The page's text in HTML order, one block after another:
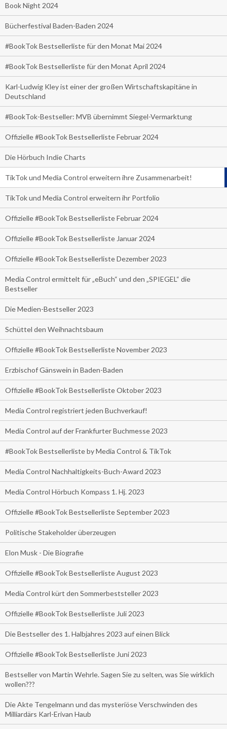
Book Night 2024
Bücherfestival Baden-Baden 2024
#BookTok Bestsellerliste für den Monat Mai 2024
#BookTok Bestsellerliste für den Monat April 2024
Karl-Ludwig Kley ist einer der großen Wirtschaftskapitäne in
Deutschland
#BookTok-Bestseller: MVB übernimmt Siegel-Vermarktung
Offizielle #BookTok Bestsellerliste Februar 2024
Die Hörbuch Indie Charts
TikTok und Media Control erweitern ihre Zusammenarbeit!
TikTok und Media Control erweitern ihr Portfolio
Offizielle #BookTok Bestsellerliste Februar 2024
Offizielle #BookTok Bestsellerliste Januar 2024
Offizielle #BookTok Bestsellerliste Dezember 2023
Media Control ermittelt für „eBuch“ und den „SPIEGEL“ die
Bestseller
Die Medien-Bestseller 2023
Schüttel den Weihnachtsbaum
Offizielle #BookTok Bestsellerliste November 2023
Erzbischof Gänswein in Baden-Baden
Offizielle #BookTok Bestsellerliste Oktober 2023
Media Control registriert jeden Buchverkauf!
Media Control auf der Frankfurter Buchmesse 2023
#BookTok Bestsellerliste by Media Control & TikTok
Media Control Nachhaltigkeits-Buch-Award 2023
Media Control Hörbuch Kompass 1. Hj. 2023
Offizielle #BookTok Bestsellerliste September 2023
Politische Stakeholder überzeugen
Elon Musk - Die Biografie
Offizielle #BookTok Bestsellerliste August 2023
Media Control kürt den Sommerbeststeller 2023
Offizielle #BookTok Bestsellerliste Juli 2023
Die Bestseller des 1. Halbjahres 2023 auf einen Blick
Offizielle #BookTok Bestsellerliste Juni 2023
Bestseller von Martin Wehrle. Sagen Sie zu selten, was Sie wirklich
wollen???
Die Akte Tengelmann und das mysteriöse Verschwinden des
Milliardärs Karl-Erivan Haub